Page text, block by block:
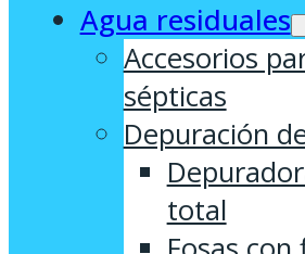
Agua residuales
Accesorios
sépticas
Depuración
total